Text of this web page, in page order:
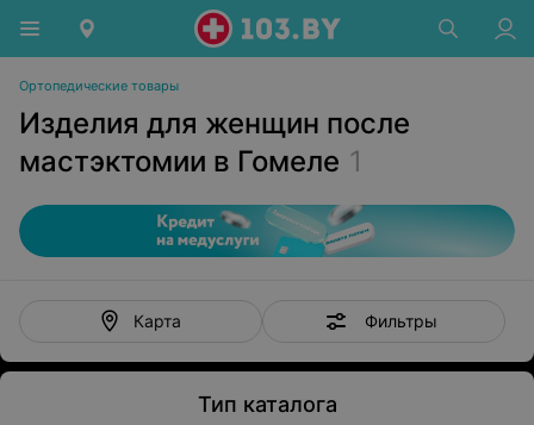
Ортопедические товары
Изделия для женщин после
мастэктомии в Гомеле 1
Карта Фильтры
Тип каталога